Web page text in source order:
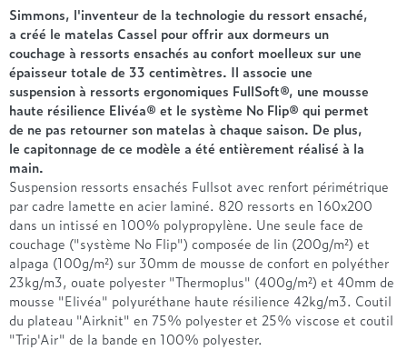
André Renault
Beautyrest Luxury
Epeda
Ergotherm
Grand Litier
Hotel & Lodge
Simmons
Styldecor
Technilat
Tempur
Treca
Simmons, l'inventeur de la technologie du ressort ensaché,
a créé le matelas Cassel pour offrir aux dormeurs un
couchage à ressorts ensachés au confort moelleux sur une
épaisseur totale de 33 centimètres. Il associe une
suspension à ressorts ergonomiques FullSoft®, une mousse
haute résilience Elivéa® et le système No Flip® qui permet
de ne pas retourner son matelas à chaque saison. De plus,
le capitonnage de ce modèle a été entièrement réalisé à la
main.
Suspension ressorts ensachés Fullsot avec renfort périmétrique
par cadre lamette en acier laminé. 820 ressorts en 160x200
dans un intissé en 100% polypropylène. Une seule face de
couchage ("système No Flip") composée de lin (200g/m²) et
alpaga (100g/m²) sur 30mm de mousse de confort en polyéther
23kg/m3, ouate polyester "Thermoplus" (400g/m²) et 40mm de
mousse "Elivéa" polyuréthane haute résilience 42kg/m3. Coutil
du plateau "Airknit" en 75% polyester et 25% viscose et coutil
"Trip'Air" de la bande en 100% polyester.